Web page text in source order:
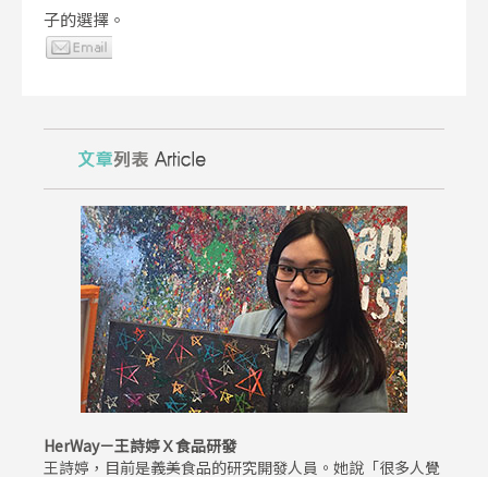
子的選擇。
HerWay－王詩婷Ｘ食品研發
王詩婷，目前是義美食品的研究開發人員。她說「很多人覺